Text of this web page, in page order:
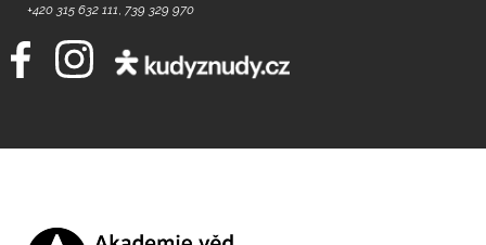
+420 315 632 111, 739 329 970